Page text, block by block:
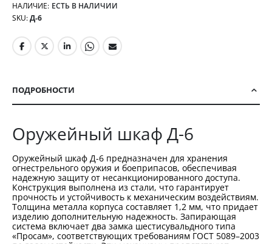
НАЛИЧИЕ: ЕСТЬ В НАЛИЧИИ
SKU Д-6
ПОДРОБНОСТИ
Оружейный шкаф Д-6
Оружейный шкаф Д-6 предназначен для хранения
огнестрельного оружия и боеприпасов, обеспечивая
надежную защиту от несанкционированного доступа.
Конструкция выполнена из стали, что гарантирует
прочность и устойчивость к механическим воздействиям.
Толщина металла корпуса составляет 1,2 мм, что придает
изделию дополнительную надежность. Запирающая
система включает два замка шестисувальдного типа
«Просам», соответствующих требованиям ГОСТ 5089–2003